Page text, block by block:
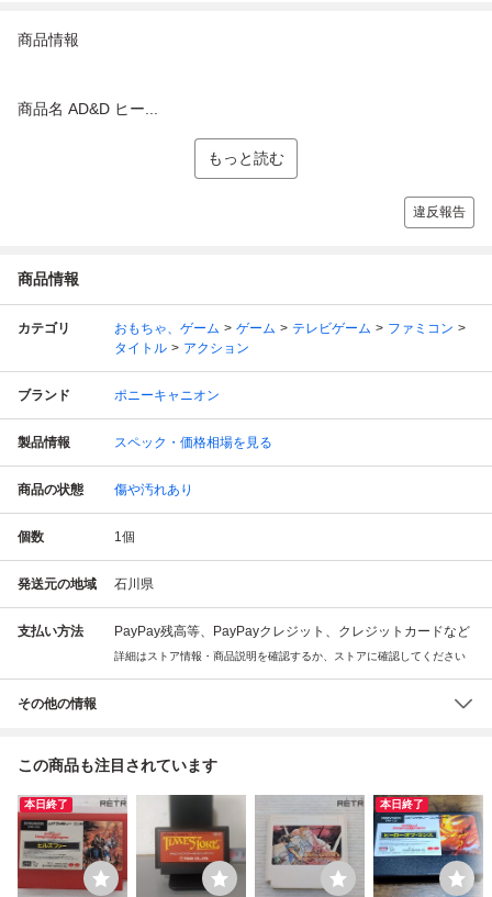
商品情報
商品名 AD&D ヒー...
もっと読む
違反報告
商品情報
カテゴリ おもちゃ、ゲーム ゲーム テレビゲーム
ファミコン
タイトル
アクション
ブランド ポニーキャニオン
製品情報 スペック・価格相場を見る
商品の状態 傷や汚れあり
個数 1個
発送元の地域 石川県
支払い方法 PayPay残高等、PayPayクレジット、クレジットカードなど
詳細はストア情報・商品説明を確認するか、ストアに確認してください
その他の情報
この商品も注目されています
本日終了 本日終了